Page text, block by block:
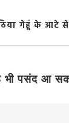
गेहूं के आटे से
भी पसंद आ